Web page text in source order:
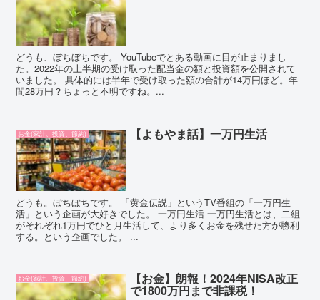
どうも、ぼちぼちです。 YouTubeでとある動画に目が止まりまし
た。2022年の上半期の受け取った配当金の額と投資額を公開されて
いました。 具体的には半年で受け取った額の合計が14万円ほど。年
間28万円？ちょっと不明ですね。...
お金(家計、投資、節約) 【よもやま話】一万円生活
どうも。ぼちぼちです。 「黄金伝説」というTV番組の「一万円生
活」という企画が大好きでした。 一万円生活 一万円生活とは、二組
がそれぞれ1万円でひと月生活して、より多くお金を残せた方が勝利
する。という企画でした。 ...
お金(家計、投資、節約) 【お金】朗報！2024年NISA改正
で1800万円まで非課税！